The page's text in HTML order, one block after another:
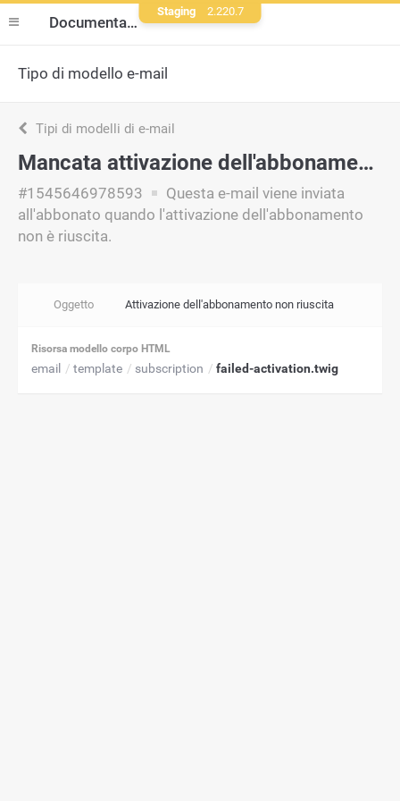
Documentazione
Tipo di modello e-mail
Tipi di modelli di e-mail
Mancata attivazione dell'abbonamento
#1545646978593
Questa e-mail viene inviata
all'abbonato quando l'attivazione dell'abbonamento
non è riuscita.
Oggetto Attivazione dell'abbonamento non riuscita
Risorsa modello corpo HTML
email template subscription failed-activation.twig
Staging 2.220.7